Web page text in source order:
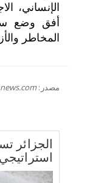
الإنساني،
أفق وضع
المخاطر
مصدر:
الجزائر